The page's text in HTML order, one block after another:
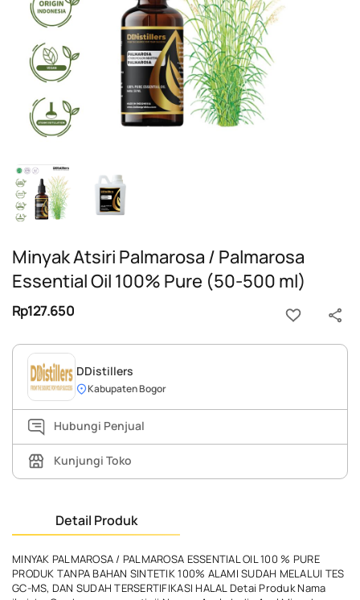
Minyak Atsiri Palmarosa / Palmarosa
Essential Oil 100% Pure (50-500 ml)
Rp127.650
DDistillers
Kabupaten Bogor
Hubungi Penjual
Kunjungi Toko
Detail Produk
MINYAK PALMAROSA / PALMAROSA ESSENTIAL OIL 100 % PURE
PRODUK TANPA BAHAN SINTETIK 100% ALAMI SUDAH MELALUI TES
GC-MS, DAN SUDAH TERSERTIFIKASI HALAL Detai Produk Nama